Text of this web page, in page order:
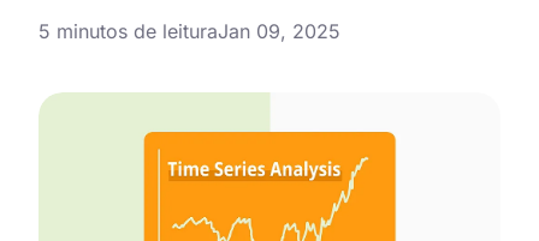
5 minutos de leituraJan 09, 2025